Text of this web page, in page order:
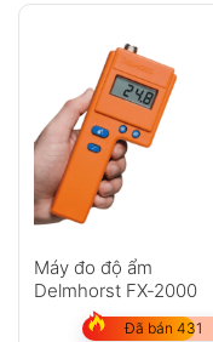
Máy đo độ ẩm
Delmhorst FX-2000
Đã bán 431